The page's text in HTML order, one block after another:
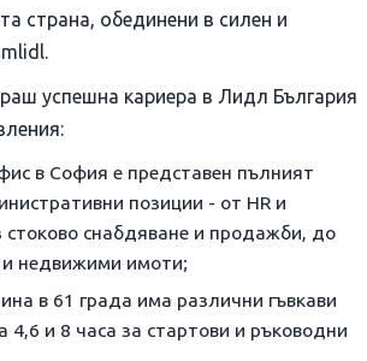
страна, обединени в силен и
успешна кариера в Лидл България
в София е представен пълният
позиции - от HR и
стоково снабдяване и продажби, до
недвижими имоти;
в 61 града има различни гъвкави
4,6 и 8 часа за стартови и ръководни